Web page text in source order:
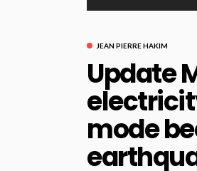
JEAN PIERRE HAKIM
Update
mode